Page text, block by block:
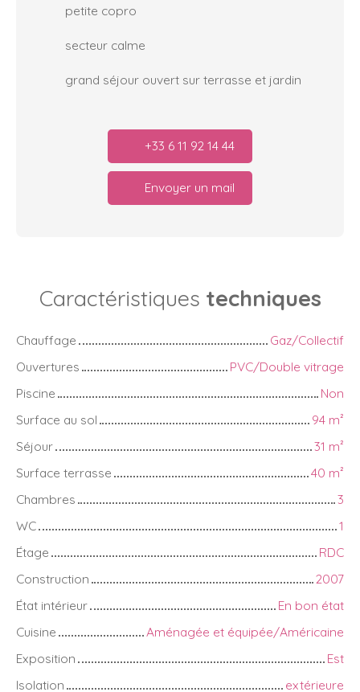
petite copro
secteur calme
grand séjour ouvert sur terrasse et jardin
+33 6 11 92 14 44
Envoyer un mail
Caractéristiques techniques
Chauffage
Gaz/Collectif
Ouvertures
PVC/Double vitrage
Piscine
Non
Surface au sol
94 m²
Séjour
31 m²
Surface terrasse
40 m²
Chambres
3
WC
1
Étage
RDC
Construction
2007
État intérieur
En bon état
Cuisine
Aménagée et équipée/Américaine
Exposition
Est
Isolation
extérieure